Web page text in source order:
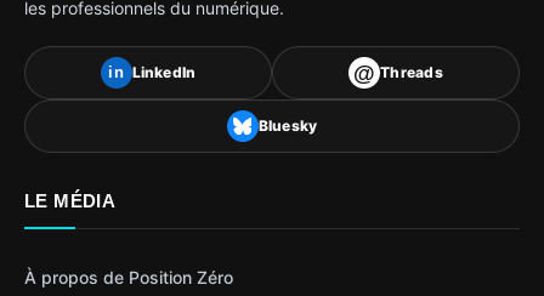
les professionnels du numérique.
in LinkedIn @ Threads
Bluesky
LE MÉDIA
À propos de Position Zéro